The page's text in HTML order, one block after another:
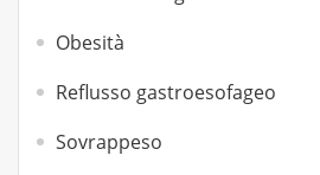
Obesità
Reflusso gastroesofageo
Sovrappeso